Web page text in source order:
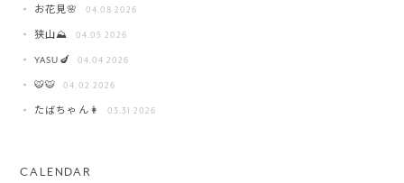
お花見🌸 04.08 2026
狭山⛰️ 04.05 2026
YASU🍆 04.04 2026
🐯🐯 04.02 2026
たばちゃん👩 03.31 2026
CALENDAR